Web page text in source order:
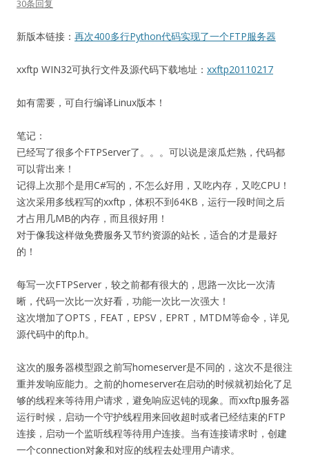
30条回复
新版本链接： 再次400多行Python代码实现了一个FTP服务器
xxftp WIN32可执行文件及源代码下载地址： xxftp20110217
如有需要，可自行编译Linux版本！
笔记：
已经写了很多个FTPServer了。。。可以说是滚瓜烂熟，代码都
可以背出来！
记得上次那个是用C#写的，不怎么好用，又吃内存，又吃CPU！
这次采用多线程写的xxftp，体积不到64KB，运行一段时间之后
才占用几MB的内存，而且很好用！
对于像我这样做免费服务又节约资源的站长，适合的才是最好
的！
每写一次FTPServer，较之前都有很大的，思路一次比一次清
晰，代码一次比一次好看，功能一次比一次强大！
这次增加了OPTS，FEAT，EPSV，EPRT，MTDM等命令，详见
源代码中的ftp.h。
这次的服务器模型跟之前写homeserver是不同的，这次不是很注
重并发响应能力。之前的homeserver在启动的时候就初始化了足
够的线程来等待用户请求，避免响应迟钝的现象。而xxftp服务器
运行时候，启动一个守护线程用来回收超时或者已经结束的FTP
连接，启动一个监听线程等待用户连接。当有连接请求时，创建
一个connection对象和对应的线程去处理用户请求。